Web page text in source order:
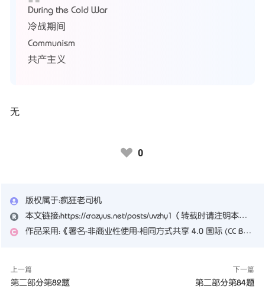
During the Cold War
冷战期间
Communism
共产主义
无
♥ 0
版权属于：疯狂老司机
本文链接：https://crazyus.net/posts/uvzhy1
（转载时请注明本文出处及文章链接）
作品采用： 《署名-非商业性使用-相同方式共享 4.0 国际 (CC BY-NC-SA 4.0)
上一篇
第二部分第82题
下一篇
第二部分第84题